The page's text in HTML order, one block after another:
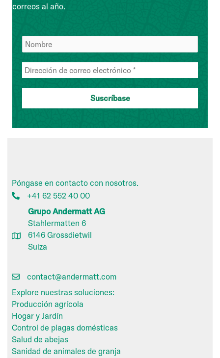
correos al año.
Póngase en contacto con nosotros.
+41 62 552 40 00
Grupo Andermatt AG
Stahlermatten 6
6146 Grossdietwil
Suiza
contact@andermatt.com
Explore nuestras soluciones:
Producción agrícola
Hogar y Jardín
Control de plagas domésticas
Salud de abejas
Sanidad de animales de granja